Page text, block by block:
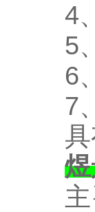
4
5
6
7